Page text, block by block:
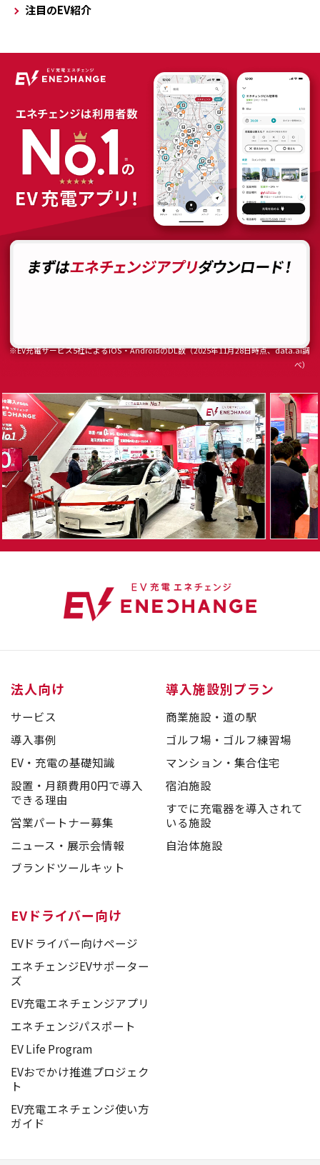
注目のEV紹介
※EV充電サービス5社によるiOS・AndroidのDL数（2025年11月28日時点、data.ai調
べ）
法人向け
サービス
導入事例
EV・充電の基礎知識
設置・月額費用0円で導入
できる理由
営業パートナー募集
ニュース・展示会情報
ブランドツールキット
導入施設別プラン
商業施設・道の駅
ゴルフ場・ゴルフ練習場
マンション・集合住宅
宿泊施設
すでに充電器を導入されて
いる施設
自治体施設
EVドライバー向け
EVドライバー向けページ
エネチェンジEVサポーター
ズ
EV充電エネチェンジアプリ
エネチェンジパスポート
EV Life Program
EVおでかけ推進プロジェク
ト
EV充電エネチェンジ使い方
ガイド